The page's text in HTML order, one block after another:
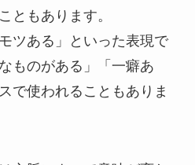
ともあります。
ツある」といった表現で
ものがある」「一癖あ
で使われることもありま